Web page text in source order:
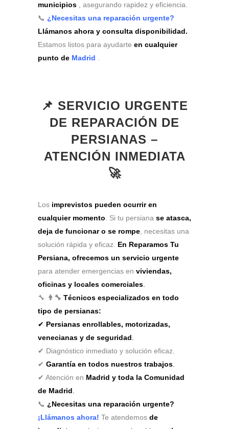
municipios , asegurando rapidez y eficiencia.
📞 ¿Necesitas una reparación urgente?
Llámanos ahora y consulta disponibilidad.
Estamos listos para ayudarte en cualquier
punto de Madrid .
📌 SERVICIO URGENTE
DE REPARACIÓN DE
PERSIANAS –
ATENCIÓN INMEDIATA
🚀
Los imprevistos pueden ocurrir en
cualquier momento. Si tu persiana se atasca,
deja de funcionar o se rompe, necesitas una
solución rápida y eficaz. En Reparamos Tu
Persiana, ofrecemos un servicio urgente
para atender emergencias en viviendas,
oficinas y locales comerciales.
🔧 👨‍🔧 Técnicos especializados en todo
tipo de persianas:
✔ Persianas enrollables, motorizadas,
venecianas y de seguridad.
✔ Diagnóstico inmediato y solución eficaz.
✔ Garantía en todos nuestros trabajos.
✔ Atención en Madrid y toda la Comunidad
de Madrid.
📞 ¿Necesitas una reparación urgente?
¡Llámanos ahora! Te atendemos de